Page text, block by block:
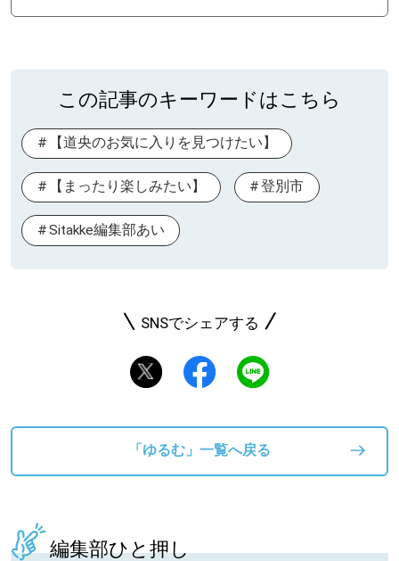
この記事のキーワードはこちら
【道央のお気に入りを見つけたい】
【まったり楽しみたい】 登別市
Sitakke編集部あい
SNSでシェアする
「ゆるむ」一覧へ戻る
編集部ひと押し